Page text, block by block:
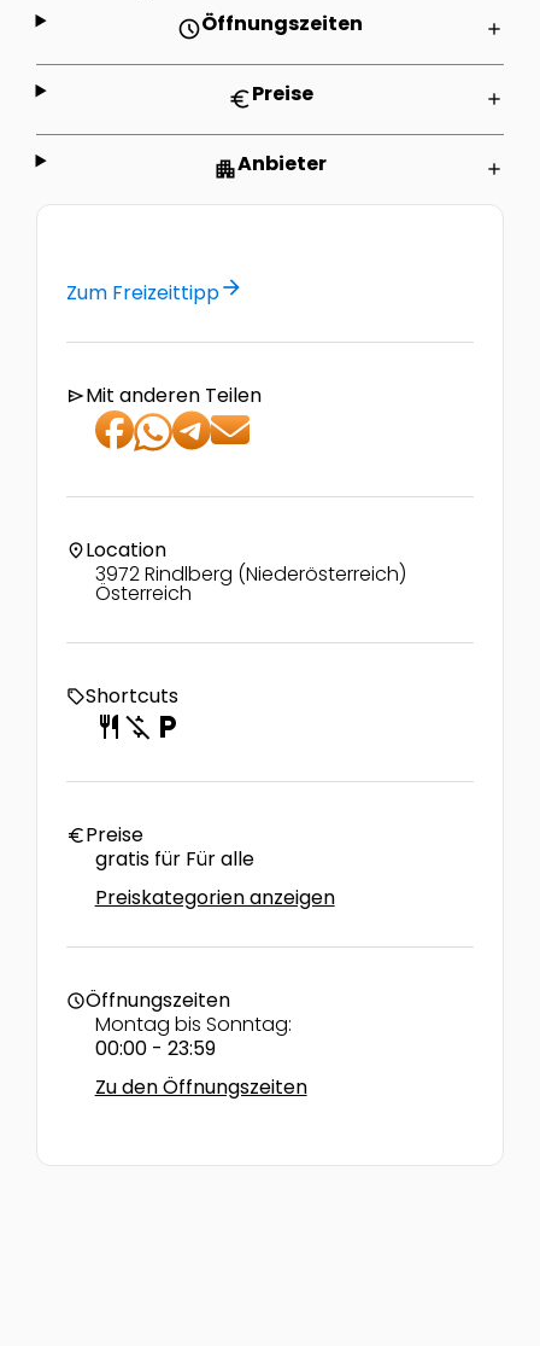
scheduleÖffnungszeiten add
euroPreise add
apartmentAnbieter add
Zum Freizeittipparrow_forward
sendMit anderen Teilen
location_onLocation
3972 Rindlberg (Niederösterreich)
Österreich
local_offerShortcuts
restaurant money_off local_parking
euroPreise
gratis für Für alle
Preiskategorien anzeigen
scheduleÖffnungszeiten
Montag bis Sonntag:
00:00 - 23:59
Zu den Öffnungszeiten